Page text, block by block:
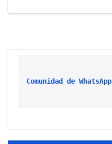
Comunidad de WhatsApp